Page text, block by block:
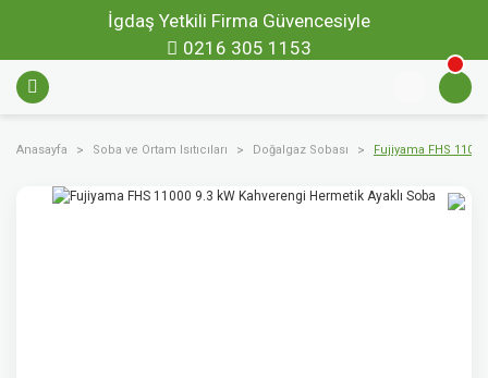
İgdaş Yetkili Firma Güvencesiyle
0216 305 1153
Anasayfa Soba ve Ortam Isıtıcıları Doğalgaz Sobası Fujiyama FHS